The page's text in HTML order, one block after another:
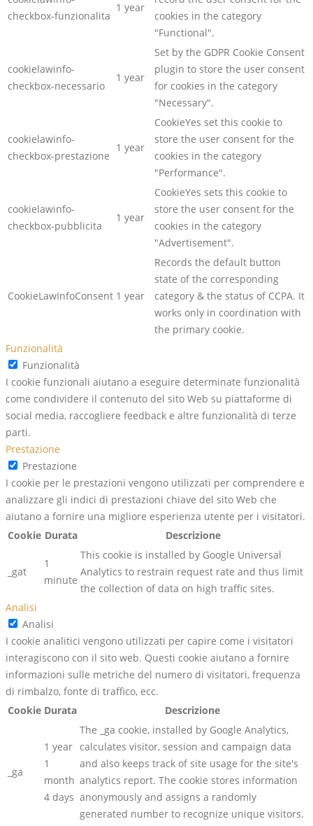
checkbox-funzionalita
1 year
cookies in the category
"Functional".
cookielawinfo-
checkbox-necessario
1 year
Set by the GDPR Cookie Consent
plugin to store the user consent
for cookies in the category
"Necessary".
cookielawinfo-
checkbox-prestazione
1 year
CookieYes set this cookie to
store the user consent for the
cookies in the category
"Performance".
cookielawinfo-
checkbox-pubblicita
1 year
CookieYes sets this cookie to
store the user consent for the
cookies in the category
"Advertisement".
CookieLawInfoConsent 1 year
Records the default button
state of the corresponding
category & the status of CCPA. It
works only in coordination with
the primary cookie.
Funzionalità
Funzionalità
I cookie funzionali aiutano a eseguire determinate funzionalità
come condividere il contenuto del sito Web su piattaforme di
social media, raccogliere feedback e altre funzionalità di terze
parti.
Prestazione
Prestazione
I cookie per le prestazioni vengono utilizzati per comprendere e
analizzare gli indici di prestazioni chiave del sito Web che
aiutano a fornire una migliore esperienza utente per i visitatori.
Cookie Durata Descrizione
_gat
1
minute
This cookie is installed by Google Universal
Analytics to restrain request rate and thus limit
the collection of data on high traffic sites.
Analisi
Analisi
I cookie analitici vengono utilizzati per capire come i visitatori
interagiscono con il sito web. Questi cookie aiutano a fornire
informazioni sulle metriche del numero di visitatori, frequenza
di rimbalzo, fonte di traffico, ecc.
Cookie Durata Descrizione
_ga
1 year
1
month
4 days
The _ga cookie, installed by Google Analytics,
calculates visitor, session and campaign data
and also keeps track of site usage for the site's
analytics report. The cookie stores information
anonymously and assigns a randomly
generated number to recognize unique visitors.